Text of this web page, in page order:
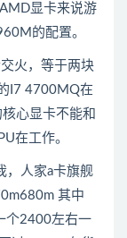
显卡来说游
的配置。
火，等于两块
I7 4700MQ在
心显卡不能和
在工作。
，人家a卡旗舰
其中
个2400左右一